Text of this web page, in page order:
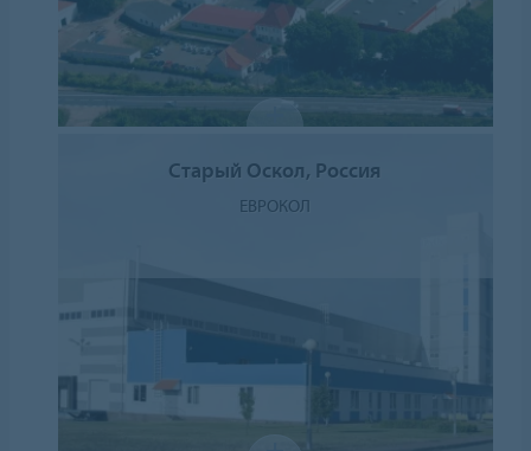
Старый Оскол, Россия
ЕВРОКОЛ